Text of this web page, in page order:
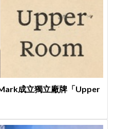
成立獨立廠牌「Upper